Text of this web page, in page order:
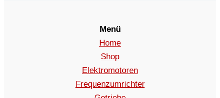
Menü
Home
Shop
Elektromotoren
Frequenzumrichter